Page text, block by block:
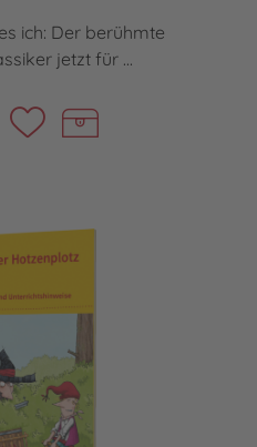
ich: Der berühmte
jetzt für ...